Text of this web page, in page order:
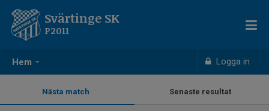
Hem Logga in
Svärtinge SK
P2011
Nästa match Senaste resultat